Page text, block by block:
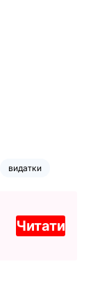
видатки
Читати